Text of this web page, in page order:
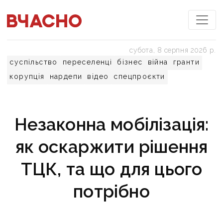
суспільство переселенці бізнес війна
гранти
корупція
нардепи відео спецпроєкти
субота, 8 серпня 2026 р.
Незаконна мобілізація:
як оскаржити рішення
ТЦК, та що для цього
потрібно